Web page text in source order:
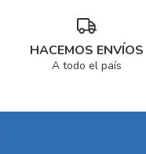
HACEMOS ENVÍOS
A todo el país